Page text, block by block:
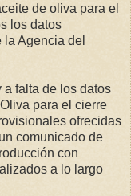
de oliva para el
los datos
Agencia del
falta de los datos
para el cierre
ofrecidas
comunicado de
con
a lo largo